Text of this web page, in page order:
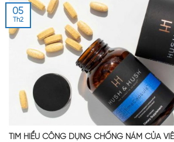
TÌM HIỂU CÔNG DỤNG CHỐNG NÁM CỦA
05
Th2